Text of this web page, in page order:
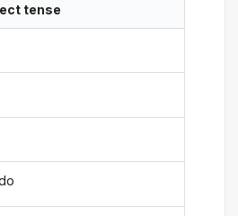
tense